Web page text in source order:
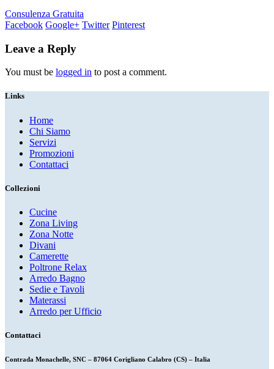
Consulenza Gratuita
Facebook Google+ Twitter Pinterest
Leave a Reply
You must be logged in to post a comment.
Links
Home
Chi Siamo
Servizi
Promozioni
Contattaci
Collezioni
Cucine
Zona Living
Zona Notte
Divani
Camerette
Poltrone Relax
Arredo Bagno
Sedie e Tavoli
Materassi
Arredo per Ufficio
Contattaci
Contrada Monachelle, SNC – 87064 Corigliano Calabro (CS) – Italia